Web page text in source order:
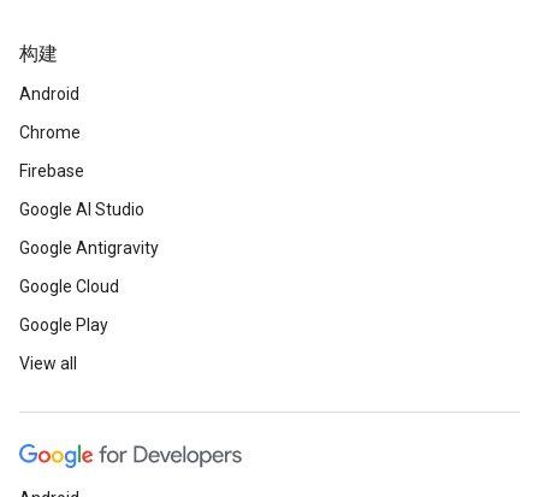
构建
Android
Chrome
Firebase
Google AI Studio
Google Antigravity
Google Cloud
Google Play
View all